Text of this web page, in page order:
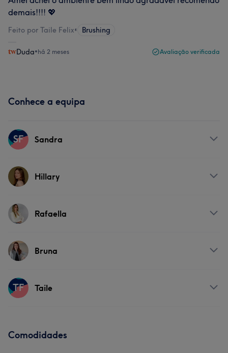
demais!!!! 💖
Feito por Taile Felix• Brushing
Duda•há 2 meses Avaliação verificada
Conhece a equipa
SF Sandra
ServiçosHillary
ServiçosRafaella
ServiçosBruna
Serviços
TF Taile
Comodidades